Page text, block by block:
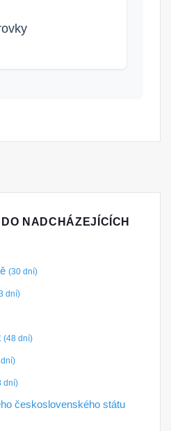
NADCHÁZEJÍCÍCH
(30 dní)
dní)
(48 dní)
dní)
československého státu